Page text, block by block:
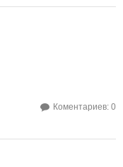
Коментариев: 0